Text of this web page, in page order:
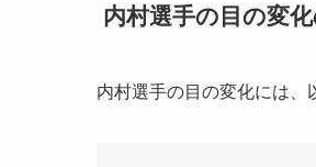
内村選手の目の変
内村選手の目の変化には、